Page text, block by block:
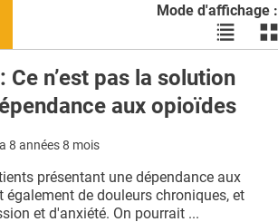
Mode d'affichage :
Voir
les
en
liste
les
Ce n’est pas la solution
aux opioïdes
8 années 8 mois
présentant une dépendance aux
de douleurs chroniques, et
et d'anxiété. On pourrait ...